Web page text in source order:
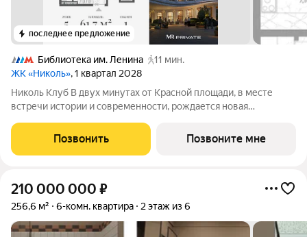
последнее предложение
Библиотека им. Ленина
11 мин.
ЖК «Николь», 1 квартал 2028
Николь Клуб В двух минутах от Красной площади, в месте
встречи истории и современности, рождается новая
квартала Николь это резиденция, которая бережно сохраняет
исторический контур и
Позвонить Позвоните мне
210 000 000 ₽
256,6 м² 6-комн. квартира 2 этаж из 6